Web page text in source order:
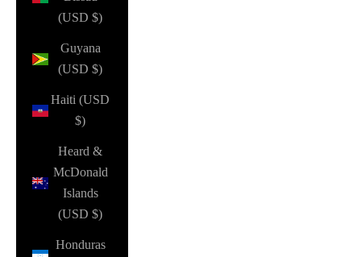
(USD $)
Guyana
(USD $)
Haiti (USD
$)
Heard &
McDonald
Islands
(USD $)
Honduras